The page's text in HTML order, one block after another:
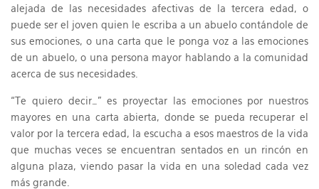
alejada de las necesidades afectivas de la tercera edad, o
puede ser el joven quien le escriba a un abuelo contándole de
sus emociones, o una carta que le ponga voz a las emociones
de un abuelo, o una persona mayor hablando a la comunidad
acerca de sus necesidades.
“Te quiero decir…” es proyectar las emociones por nuestros
mayores en una carta abierta, donde se pueda recuperar el
valor por la tercera edad, la escucha a esos maestros de la vida
que muchas veces se encuentran sentados en un rincón en
alguna plaza, viendo pasar la vida en una soledad cada vez
más grande.